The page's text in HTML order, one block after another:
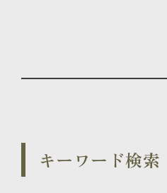
キーワード検索